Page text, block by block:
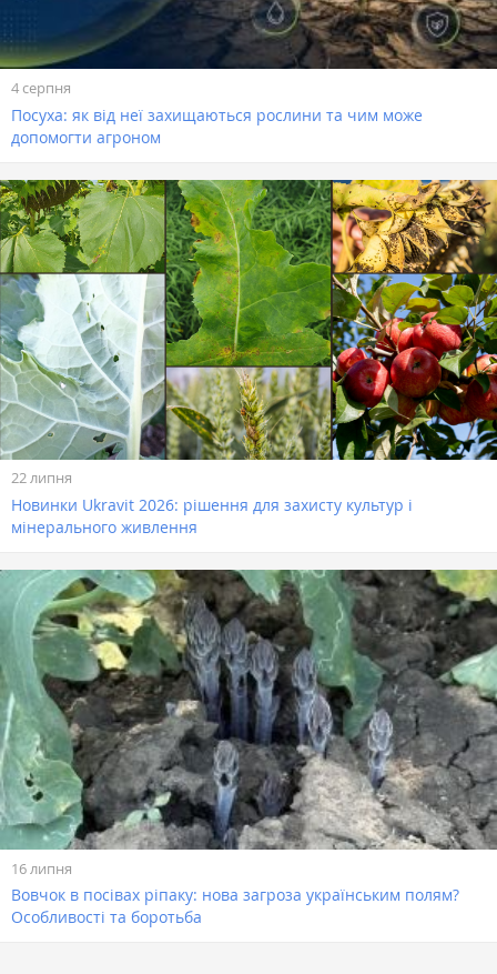
4 серпня
Посуха: як від неї захищаються рослини та чим може
допомогти агроном
22 липня
Новинки Ukravit 2026: рішення для захисту культур і
мінерального живлення
16 липня
Вовчок в посівах ріпаку: нова загроза українським полям?
Особливості та боротьба